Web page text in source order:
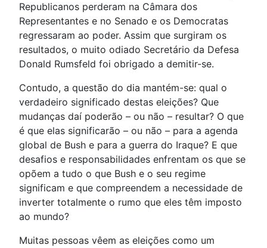
Republicanos perderam na Câmara dos
Representantes e no Senado e os Democratas
regressaram ao poder. Assim que surgiram os
resultados, o muito odiado Secretário da Defesa
Donald Rumsfeld foi obrigado a demitir-se.
Contudo, a questão do dia mantém-se: qual o
verdadeiro significado destas eleições? Que
mudanças daí poderão – ou não – resultar? O que
é que elas significarão – ou não – para a agenda
global de Bush e para a guerra do Iraque? E que
desafios e responsabilidades enfrentam os que se
opõem a tudo o que Bush e o seu regime
significam e que compreendem a necessidade de
inverter totalmente o rumo que eles têm imposto
ao mundo?
Muitas pessoas vêem as eleições como um